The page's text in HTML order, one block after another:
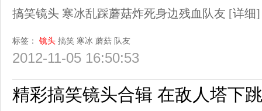
搞笑镜头 寒冰乱踩蘑菇炸死身边残血队友 [详细]
标签： 镜头 搞笑 寒冰 蘑菇 队友
2012-11-05 16:50:53
精彩搞笑镜头合辑 在敌人塔下